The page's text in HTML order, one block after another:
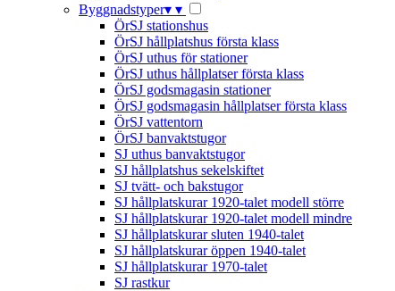
Byggnadstyper▾ ▾
ÖrSJ stationshus
ÖrSJ hållplatshus första klass
ÖrSJ uthus för stationer
ÖrSJ uthus hållplatser första klass
ÖrSJ godsmagasin stationer
ÖrSJ godsmagasin hållplatser första klass
ÖrSJ vattentorn
ÖrSJ banvaktstugor
SJ uthus banvaktstugor
SJ hållplatshus sekelskiftet
SJ tvätt- och bakstugor
SJ hållplatskurar 1920-talet modell större
SJ hållplatskurar 1920-talet modell mindre
SJ hållplatskurar sluten 1940-talet
SJ hållplatskurar öppen 1940-talet
SJ hållplatskurar 1970-talet
SJ rastkur